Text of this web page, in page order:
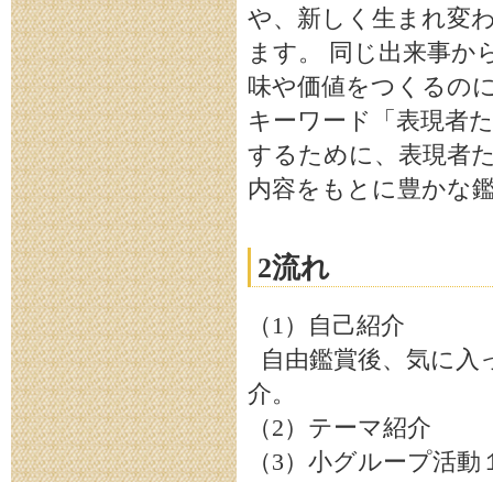
や、新しく生まれ変
ます。 同じ出来事か
味や価値をつくるの
キーワード「表現者
するために、表現者
内容をもとに豊かな
2流れ
（1）自己紹介
自由鑑賞後、気に入
介。
（2）テーマ紹介
（3）小グループ活動